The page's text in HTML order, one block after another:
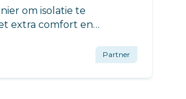
om isolatie te
extra comfort en
ontwikkeld voor het
van balkon-,
Partner